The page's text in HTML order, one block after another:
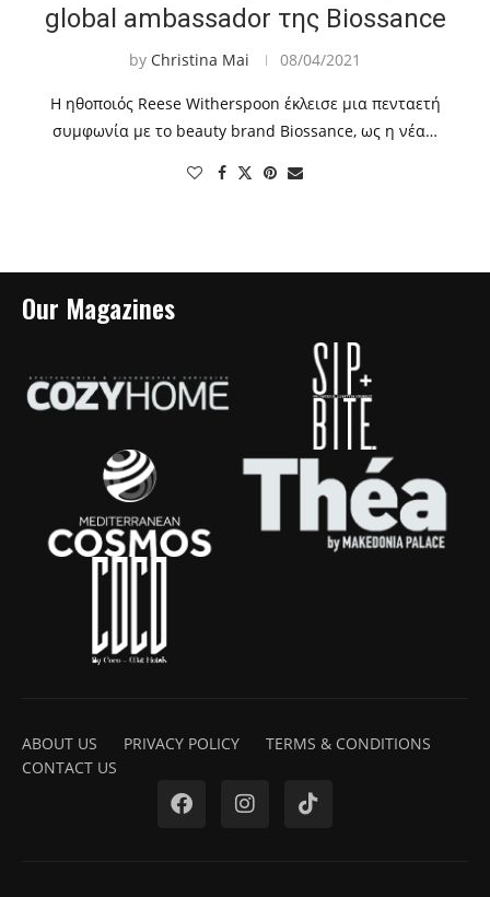
global ambassador της Biossance
by Christina Mai 08/04/2021
Η ηθοποιός Reese Witherspoon έκλεισε μια πενταετή
συμφωνία με το beauty brand Biossance, ως η νέα…
Our Magazines
ABOUT US PRIVACY POLICY
TERMS & CONDITIONS
CONTACT US